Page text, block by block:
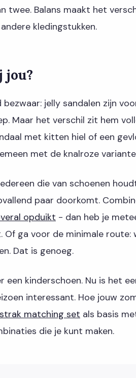
twee. Balans maakt het
kledingstukken.
jou?
bezwaar: jelly sandalen zijn
Maar het verschil zit hem
met kitten hiel of een
met de knalroze
die van schoenen
paar doorkomt.
opduikt - dan heb je
Of ga voor de minimale
Dat is genoeg.
een kinderschoen. Nu is het
interessant. Hoe jouw
strak matching set als basis
die je kunt maken.